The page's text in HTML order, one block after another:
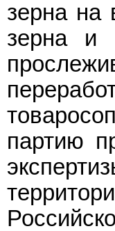
зерна на
зерна и
партию